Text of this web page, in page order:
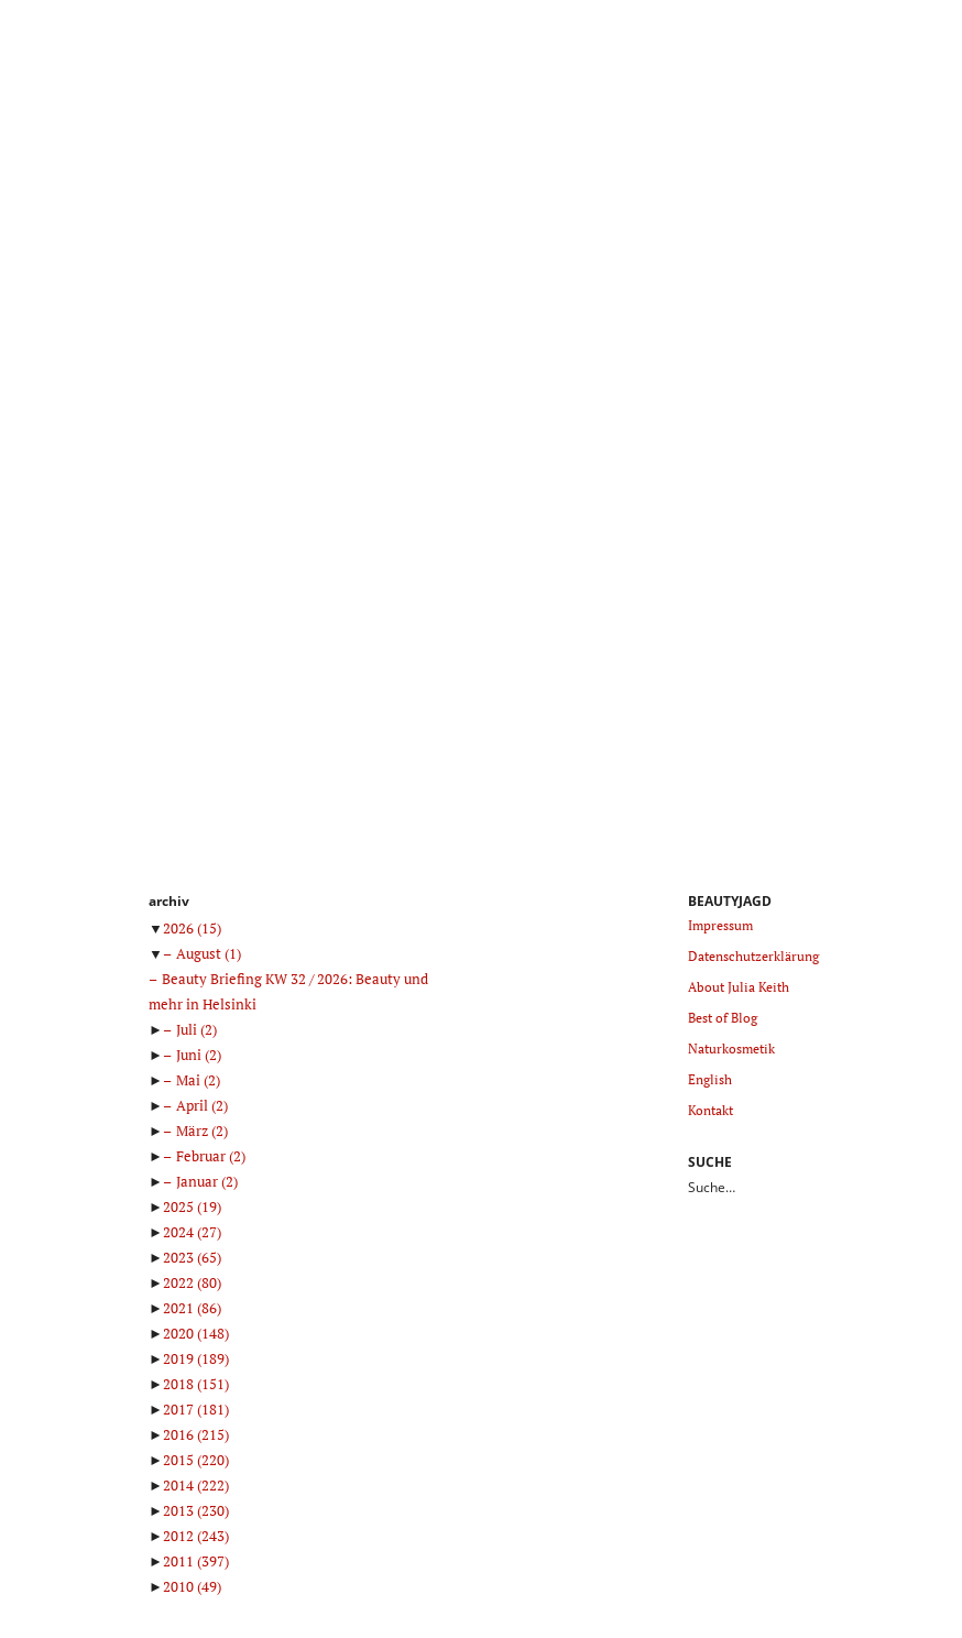
archiv
▼2026(15)
▼
August(1)
Beauty Briefing KW 32 / 2026: Beauty und
mehr in Helsinki
►
Juli(2)
►
Juni(2)
►
Mai(2)
►
April(2)
►
März(2)
►
Februar(2)
►
Januar(2)
►2025 (19)
►2024(27)
►2023(65)
►2022 (80)
►2021 (86)
►2020(148)
►2019(189)
►2018(151)
►2017(181)
►2016(215)
►2015 (220)
►2014(222)
►2013(230)
►2012 (243)
►2011 (397)
►2010(49)
BEAUTYJAGD
Impressum
Datenschutzerklärung
About Julia Keith
Best of Blog
Naturkosmetik
English
Kontakt
SUCHE